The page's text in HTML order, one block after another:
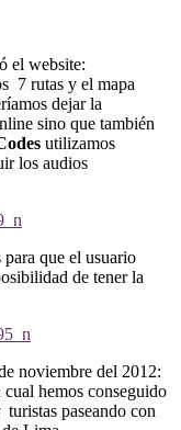
el website:
7 rutas y el mapa
dejar la
sino que también
utilizamos
los audios
para que el usuario
de tener la
noviembre del 2012:
cual hemos conseguido
paseando con